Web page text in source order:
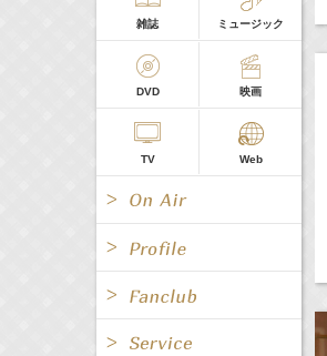
雑誌 ミュージック
DVD 映画
TV Web
All 女優/タレント